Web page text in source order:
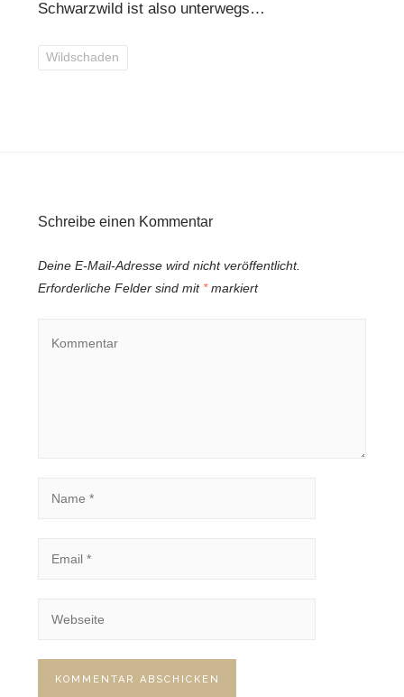
Schwarzwild ist also unterwegs…
Wildschaden
Schreibe einen Kommentar
Deine E-Mail-Adresse wird nicht veröffentlicht.
Erforderliche Felder sind mit *markiert